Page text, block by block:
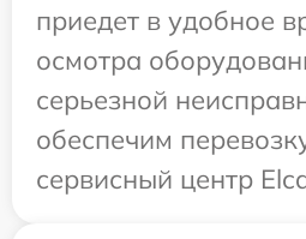
приедет в удобное
осмотра
серьезной
обеспечим
сервисный центр